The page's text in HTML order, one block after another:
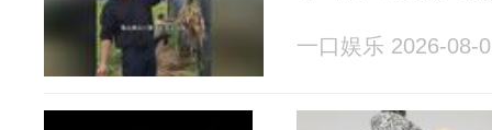
一口娱乐 2026-08-